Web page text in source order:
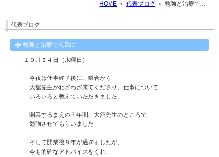
HOME 代表ブログ 勉強と治療で元気に
代表ブログ
勉強と治療で元気に
１０月２４日（水曜日）
今夜は仕事終了後に、鎌倉から
大舘先生がわざわざ来てくださり、仕事について
いろいろと教えていただきました。
開業するまえの７年間、大舘先生のところで
勉強させてもらいました
そして開業後８年が過ぎましたが、
今も的確なアドバイスをくれ